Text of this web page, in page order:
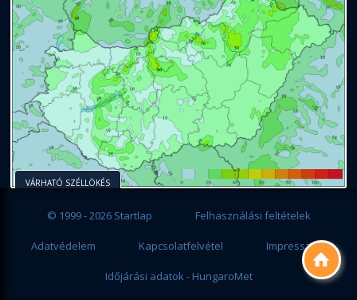

VÁRHATÓ SZÉLLÖKÉS
© 1999 - 2026 Startlap Felhasználási feltételek
Adatvédelem Kapcsolatfelvétel Impresszum
Időjárási adatok - HungaroMet